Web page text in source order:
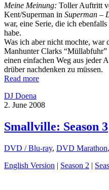
Meine Meinung: Toller Auftritt
Kent/Superman in Superman –
war, eine Serie, die ich
habe.
Was ich aber nicht mochte, war
Manhunter Clarks
einen einfachen Weg aus jeder
drüber nachdenken zu müssen.
Read more
DJ Doena
2. June 2008
Smallville: Season 3
DVD / Blu-ray, DVD Marathon,
English Version | Season 2 |